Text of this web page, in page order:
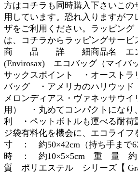
方はコチラも同時購入下さいこの
用しています。恐れ入りますがフ
ザをご利用ください。ラッピング
は、コチラからラッピングサービ
商 品 詳 細商品名 エンビ
(Envirosax) エコバッグ（マイ
サックスポイント ・オーストラ
バッグ ・アメリカのハリウッ
メロンディアス・ヴァネッサウイ
用） ・丸めてコンパクトになり
利 ・ペットボトルも運べる耐
ジ袋有料化を機会に、エコライ
寸 ： 約50×42cm（持ち手まで
時 ： 約10×5×5cm 重 量 約
質 ポリエステル シリーズ【